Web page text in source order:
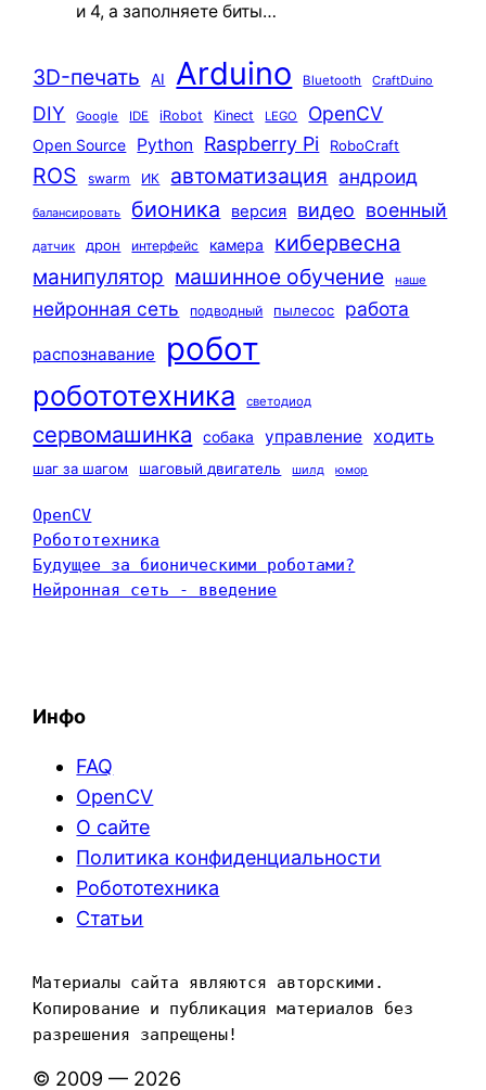
и 4, а заполняете биты…
3D-печать AI Arduino Bluetooth CraftDuino
DIY Google IDE iRobot Kinect LEGO OpenCV
Open Source Python Raspberry Pi RoboCraft
ROS swarm ИК автоматизация андроид
балансировать бионика версия видео военный
датчик дрон интерфейс камера кибервесна
манипулятор машинное обучение наше
нейронная сеть подводный пылесос работа
распознавание робот
робототехника светодиод
сервомашинка собака управление ходить
шаг за шагом шаговый двигатель шилд юмор
OpenCV
Робототехника
Будущее за бионическими роботами?
Нейронная сеть - введение
Инфо
FAQ
OpenCV
О сайте
Политика конфиденциальности
Робототехника
Статьи
Материалы сайта являются авторскими.
Копирование и публикация материалов без
разрешения запрещены!
© 2009 — 2026